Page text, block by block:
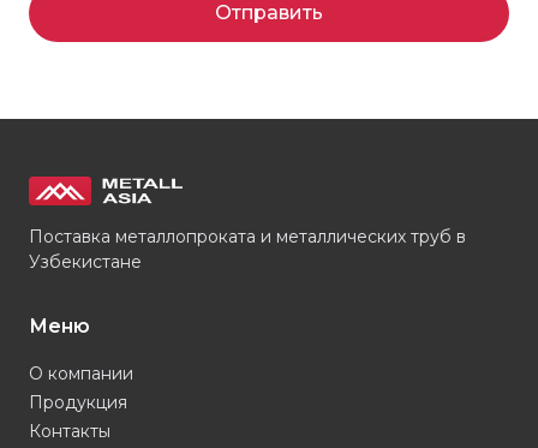
Отправить
Поставка металлопроката и металлических труб в
Узбекистане
Меню
О компании
Продукция
Контакты